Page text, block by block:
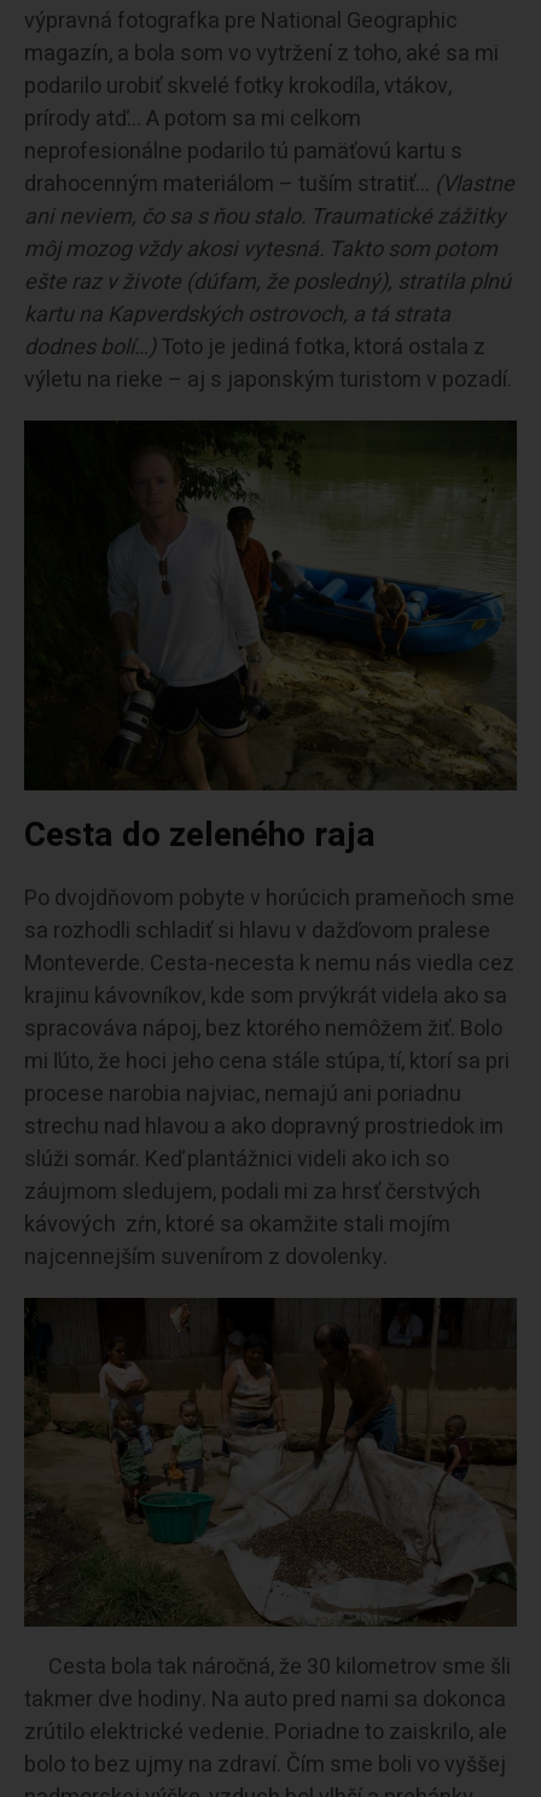
výpravná fotografka pre National Geographic
magazín, a bola som vo vytržení z toho, aké sa mi
podarilo urobiť skvelé fotky krokodíla, vtákov,
prírody atď… A potom sa mi celkom
neprofesionálne podarilo tú pamäťovú kartu s
drahocenným materiálom – tuším stratiť… (Vlastne
ani neviem, čo sa s ňou stalo. Traumatické zážitky
môj mozog vždy akosi vytesná. Takto som potom
ešte raz v živote (dúfam, že posledný), stratila plnú
kartu na Kapverdských ostrovoch, a tá strata
dodnes bolí…)Toto je jediná fotka, ktorá ostala z
výletu na rieke – aj s japonským turistom v pozadí.
Cesta do zeleného raja
Po dvojdňovom pobyte v horúcich prameňoch sme
sa rozhodli schladiť si hlavu v dažďovom pralese
Monteverde. Cesta-necesta k nemu nás viedla cez
krajinu kávovníkov, kde som prvýkrát videla ako sa
spracováva nápoj, bez ktorého nemôžem žiť. Bolo
mi ľúto, že hoci jeho cena stále stúpa, tí, ktorí sa pri
procese narobia najviac, nemajú ani poriadnu
strechu nad hlavou a ako dopravný prostriedok im
slúži somár. Keď plantážnici videli ako ich so
záujmom sledujem, podali mi za hrsť čerstvých
kávových zŕn, ktoré sa okamžite stali mojím
najcennejším suvenírom z dovolenky.
Cesta bola tak náročná, že 30 kilometrov sme šli
takmer dve hodiny. Na auto pred nami sa dokonca
zrútilo elektrické vedenie. Poriadne to zaiskrilo, ale
bolo to bez ujmy na zdraví. Čím sme boli vo vyššej